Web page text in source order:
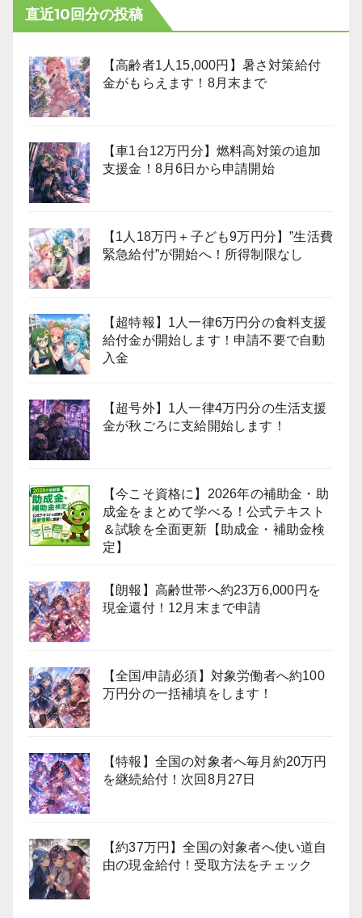
直近10回分の投稿
【高齢者1人15,000円】暑さ対策給付
金がもらえます！8月末まで
【車1台12万円分】燃料高対策の追加
支援金！8月6日から申請開始
【1人18万円＋子ども9万円分】”生活費
緊急給付”が開始へ！所得制限なし
【超特報】1人一律6万円分の食料支援
給付金が開始します！申請不要で自動
入金
【超号外】1人一律4万円分の生活支援
金が秋ごろに支給開始します！
【今こそ資格に】2026年の補助金・助
成金をまとめて学べる！公式テキスト
＆試験を全面更新【助成金・補助金検
定】
【朗報】高齢世帯へ約23万6,000円を
現金還付！12月末まで申請
【全国/申請必須】対象労働者へ約100
万円分の一括補填をします！
【特報】全国の対象者へ毎月約20万円
を継続給付！次回8月27日
【約37万円】全国の対象者へ使い道自
由の現金給付！受取方法をチェック